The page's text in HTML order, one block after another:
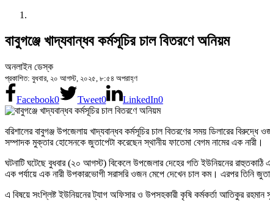
বাবুগঞ্জে খাদ্যবান্ধব কর্মসূচির চাল বিতরণে অনিয়ম
অনলাইন ডেস্ক
প্রকাশিত: বুধবার, ২০ আগস্ট, ২০২৫, ৮:৫৪ অপরাহ্ণ
Facebook0 Tweet0 LinkedIn0
বরিশালের বাবুগঞ্জ উপজেলায় খাদ্যবান্ধব কর্মসূচির চাল বিতরণের সময় ডিলারের
সম্পাদক মুক্তার হোসেনকে জুতাপেটা করেছেন স্থানীয় ফাতেমা বেগম নামের এক নারী।
ঘটনাটি ঘটেছে বুধবার (২০ আগস্ট) বিকেলে উপজেলার দেহের গতি ইউনিয়নের
এক পর্যায়ে এক নারী উপকারভোগী সরাসরি ওজন মেপে দেখেন চাল কম। এরপর তিনি
এ বিষয়ে সংশ্লিষ্ট ইউনিয়নের ট্যাগ অফিসার ও উপসহকারী কৃষি কর্মকর্তা আতিকুর